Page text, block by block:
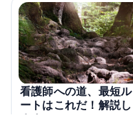
看護師への道、最短ル
ートはこれだ！解説し
ますか？